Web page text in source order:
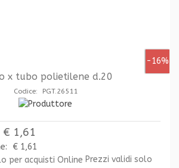
-16%
x tubo polietilene d.20
Codice: PGT.26511
€ 1,61
€ 1,61
Prezzi validi solo